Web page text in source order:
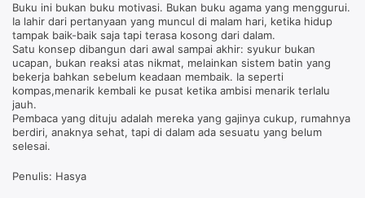
Buku ini bukan buku motivasi. Bukan buku agama yang menggurui.
Ia lahir dari pertanyaan yang muncul di malam hari, ketika hidup
tampak baik-baik saja tapi terasa kosong dari dalam.
Satu konsep dibangun dari awal sampai akhir: syukur bukan
ucapan, bukan reaksi atas nikmat, melainkan sistem batin yang
bekerja bahkan sebelum keadaan membaik. Ia seperti
kompas,menarik kembali ke pusat ketika ambisi menarik terlalu
jauh.
Pembaca yang dituju adalah mereka yang gajinya cukup, rumahnya
berdiri, anaknya sehat, tapi di dalam ada sesuatu yang belum
selesai.
Penulis: Hasya